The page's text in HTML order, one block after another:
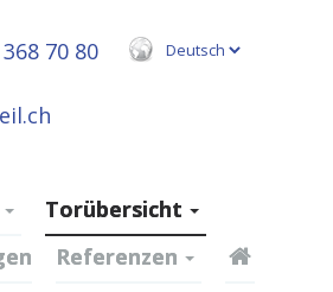
70 80
Torübersicht
Referenzen